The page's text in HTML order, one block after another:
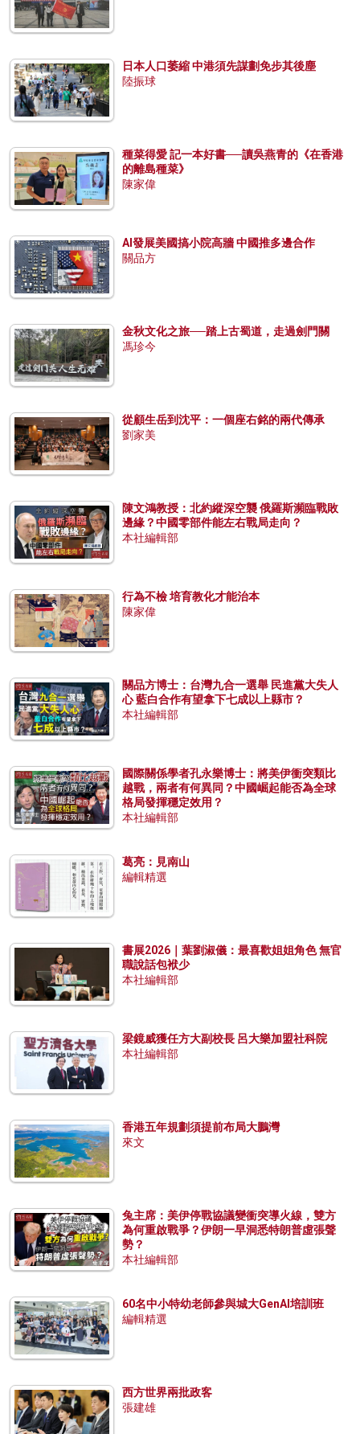
日本人口萎縮 中港須先謀劃免步其後塵
陸振球
種菜得愛 記一本好書──讀吳燕青的《在香港
的離島種菜》
陳家偉
AI發展美國搞小院高牆 中國推多邊合作
關品方
金秋文化之旅──踏上古蜀道，走過劍門關
馮珍今
從顧生岳到沈平：一個座右銘的兩代傳承
劉家美
陳文鴻教授：北約縱深空襲 俄羅斯瀕臨戰敗
邊緣？中國零部件能左右戰局走向？
本社編輯部
行為不檢 培育教化才能治本
陳家偉
關品方博士：台灣九合一選舉 民進黨大失人
心 藍白合作有望拿下七成以上縣市？
本社編輯部
國際關係學者孔永樂博士：將美伊衝突類比
越戰，兩者有何異同？中國崛起能否為全球
格局發揮穩定效用？
本社編輯部
葛亮：見南山
編輯精選
書展2026｜葉劉淑儀：最喜歡姐姐角色 無官
職說話包袱少
本社編輯部
梁鏡威獲任方大副校長 呂大樂加盟社科院
本社編輯部
香港五年規劃須提前布局大鵬灣
來文
兔主席：美伊停戰協議變衝突導火線，雙方
為何重啟戰爭？伊朗一早洞悉特朗普虛張聲
勢？
本社編輯部
60名中小特幼老師參與城大GenAI培訓班
編輯精選
西方世界兩批政客
張建雄